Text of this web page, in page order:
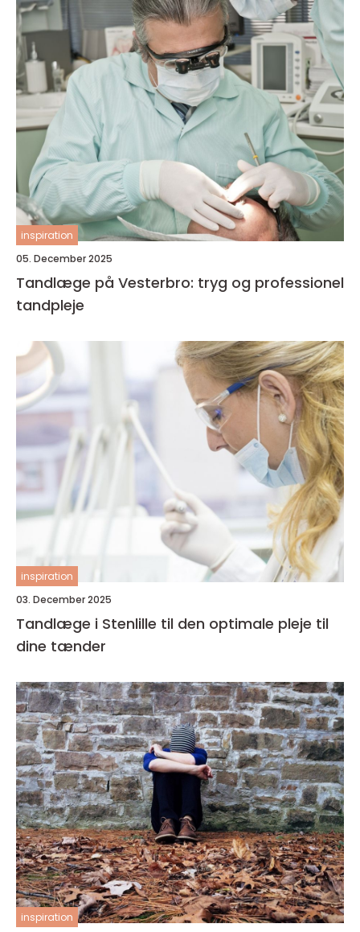
inspiration
05. December 2025
Tandlæge på Vesterbro: tryg og professionel
tandpleje
inspiration
03. December 2025
Tandlæge i Stenlille til den optimale pleje til
dine tænder
inspiration